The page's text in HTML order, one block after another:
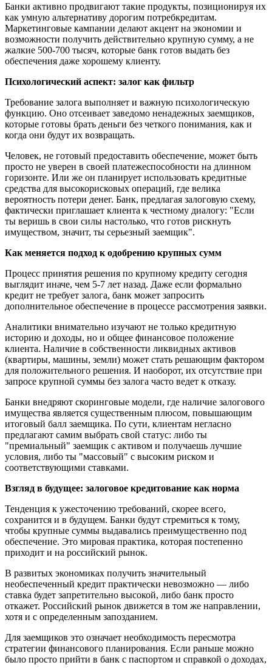
Банки активно продвигают такие продукты, позиционируя их
как умную альтернативу дорогим потребкредитам.
Маркетинговые кампании делают акцент на экономии и
возможности получить действительно крупную сумму, а не
жалкие 500-700 тысяч, которые банк готов выдать без
обеспечения даже хорошему клиенту.
Психологический аспект: залог как фильтр
Требование залога выполняет и важную психологическую
функцию. Оно отсеивает заведомо ненадежных заемщиков,
которые готовы брать деньги без четкого понимания, как и
когда они будут их возвращать.
Человек, не готовый предоставить обеспечение, может быть
просто не уверен в своей платежеспособности на длинном
горизонте. Или же он планирует использовать кредитные
средства для высокорисковых операций, где велика
вероятность потери денег. Банк, предлагая залоговую схему,
фактически приглашает клиента к честному диалогу: "Если
ты веришь в свои силы настолько, что готов рискнуть
имуществом, значит, ты серьезный заемщик".
Как меняется подход к одобрению крупных сумм
Процесс принятия решения по крупному кредиту сегодня
выглядит иначе, чем 5-7 лет назад. Даже если формально
кредит не требует залога, банк может запросить
дополнительное обеспечение в процессе рассмотрения заявки.
Аналитики внимательно изучают не только кредитную
историю и доходы, но и общее финансовое положение
клиента. Наличие в собственности ликвидных активов
(квартиры, машины, земли) может стать решающим фактором
для положительного решения. И наоборот, их отсутствие при
запросе крупной суммы без залога часто ведет к отказу.
Банки внедряют скоринговые модели, где наличие залогового
имущества является существенным плюсом, повышающим
итоговый балл заемщика. По сути, клиентам негласно
предлагают самим выбрать свой статус: либо ты
"премиальный" заемщик с активом и получаешь лучшие
условия, либо ты "массовый" с высоким риском и
соответствующими ставками.
Взгляд в будущее: залоговое кредитование как норма
Тенденция к ужесточению требований, скорее всего,
сохранится и в будущем. Банки будут стремиться к тому,
чтобы крупные суммы выдавались преимущественно под
обеспечение. Это мировая практика, которая постепенно
приходит и на российский рынок.
В развитых экономиках получить значительный
необеспеченный кредит практически невозможно — либо
ставка будет запретительно высокой, либо банк просто
откажет. Российский рынок движется в том же направлении,
хотя и с определенным запозданием.
Для заемщиков это означает необходимость пересмотра
стратегии финансового планирования. Если раньше можно
было просто прийти в банк с паспортом и справкой о доходах,